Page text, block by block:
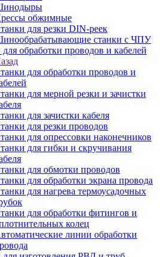
обжимные
для резки DIN-реек
станки с ЧПУ
обработки проводов и кабелей
для обработки проводов и
для мерной резки и зачистки
для зачистки кабеля
для резки проводов
для опрессовки наконечников
для гибки и скручивания
для обмотки проводов
для обработки экрана провода
для нагрева термоусадочных
для обработки фитингов и
колец
линии обработки